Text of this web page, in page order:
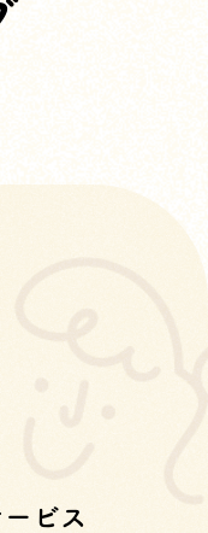
ビス